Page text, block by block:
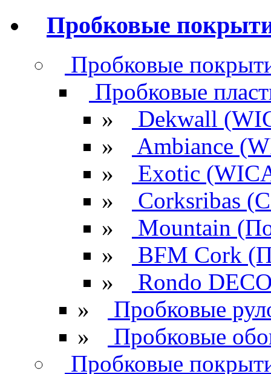
Пробковые
Пробковые
Пробковые
»
Dekwall
»
Ambiance
»
Exotic
»
Corksribas
»
Mountain
»
BFM Cork
»
Rondo
»
Пробковые
»
Пробковые
Пробковые